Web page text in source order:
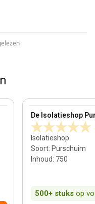
De Isolatieshop
Isolatieshop
Soort: Purschuim
Inhoud: 750
500+ stuks op
View product